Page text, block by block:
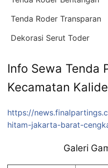
Tenda Roder Transparan
Dekorasi Serut Toder
Info Sewa Tenda
Kecamatan
https://
hitam-jakarta-barat-
Galeri